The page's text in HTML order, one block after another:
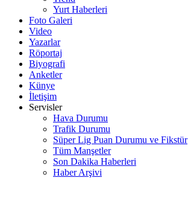
Yurt Haberleri
Foto Galeri
Video
Yazarlar
Röportaj
Biyografi
Anketler
Künye
İletişim
Servisler
Hava Durumu
Trafik Durumu
Süper Lig Puan Durumu ve Fikstür
Tüm Manşetler
Son Dakika Haberleri
Haber Arşivi